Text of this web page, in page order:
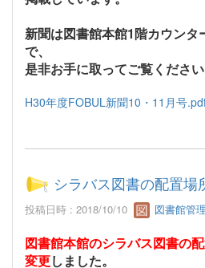
新聞は図書館本館1階カウンタ
で、
是非お手に取ってご覧くださ
H30年度FOBUL新聞10・11月号
シラバス図書の配置場
投稿日時 : 2018/10/10 図書館管
図書館本館のシラバス図書の
変更しました。